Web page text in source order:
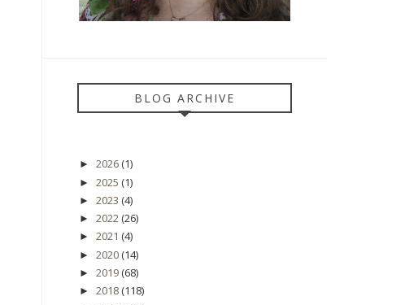
BLOG ARCHIVE
► 2026(1)
► 2025 (1)
► 2023 (4)
► 2022(26)
► 2021 (4)
► 2020(14)
► 2019(68)
► 2018(118)